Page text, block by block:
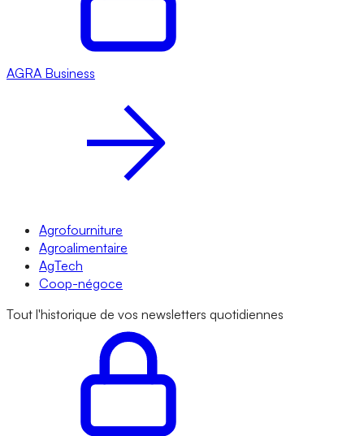
AGRA Business
Agrofourniture
Agroalimentaire
AgTech
Coop-négoce
Tout l'historique de vos newsletters quotidiennes